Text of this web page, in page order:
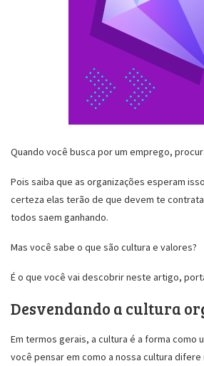
Quando você busca por um emprego,
Pois saiba que as organizações esperam
certeza elas terão de que devem te
todos saem ganhando.
Mas você sabe o que são cultura e valores?
É o que você vai descobrir neste artigo,
Desvendando a cultura
Em termos gerais, a cultura é a forma
você pensar em como a nossa cultura